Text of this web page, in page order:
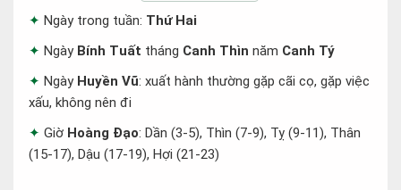
Ngày trong tuần: Thứ Hai
Ngày Bính Tuất tháng Canh Thìn năm Canh Tý
Ngày Huyền Vũ: xuất hành thường gặp cãi cọ, gặp việc
xấu, không nên đi
Giờ Hoàng Đạo: Dần (3-5), Thìn (7-9), Tỵ (9-11), Thân
(15-17), Dậu (17-19), Hợi (21-23)